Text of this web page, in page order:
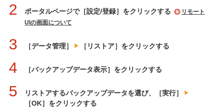
2 ポータルページで［設定/登録］をクリックする
リモート
UIの画面について
3 ［データ管理］ ［リストア］をクリックする
4 ［バックアップデータ表示］をクリックする
5
リストアするバックアップデータを選び、［実行］
［OK］をクリックする